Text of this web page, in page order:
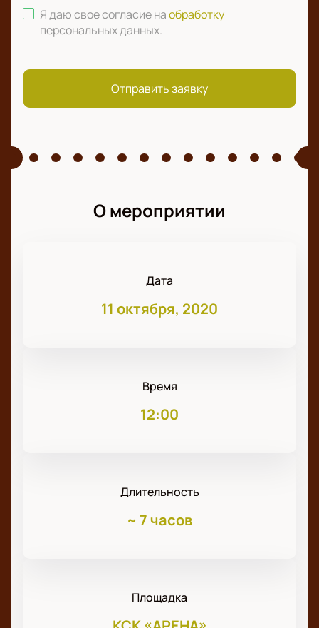
Я даю свое согласие наобработку
персональных данных.
Отправить заявку
О мероприятии
Дата
11 октября, 2020
Время
12:00
Длительность
~ 7 часов
Площадка